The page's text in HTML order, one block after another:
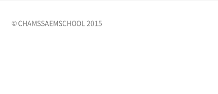
© CHAMSSAEMSCHOOL 2015